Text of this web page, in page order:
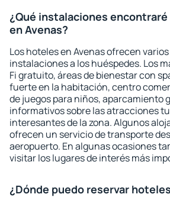
¿Qué instalaciones
en Avenas?
Los hoteles en Avenas ofrecen
instalaciones a los huéspedes. Los
Fi gratuito, áreas de bienestar con
fuerte en la habitación, centro
de juegos para niños, aparcamiento
informativos sobre las atracciones
interesantes de la zona. Algunos
ofrecen un servicio de transporte
aeropuerto. En algunas ocasiones
visitar los lugares de interés más
¿Dónde puedo reservar